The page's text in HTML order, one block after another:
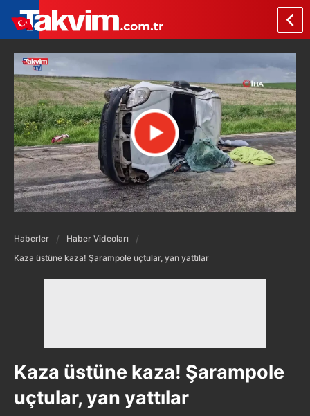
Haberler
Haber Videoları
Kaza üstüne kaza! Şarampole uçtular, yan yattılar
Kaza üstüne kaza! Şarampole
uçtular, yan yattılar